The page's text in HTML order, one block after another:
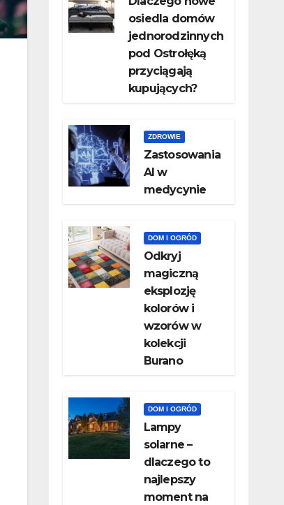
osiedla domów
jednorodzinnych
pod Ostrołęką
przyciągają
kupujących?
ZDROWIE
Zastosowania
AI w
medycynie
DOM I OGRÓD
Odkryj
magiczną
eksplozję
kolorów i
wzorów w
kolekcji
Burano
DOM I OGRÓD
Lampy
solarne –
dlaczego to
najlepszy
moment na